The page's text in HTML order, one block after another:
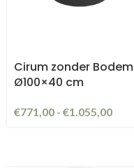
Cirum zonder Bodem
Ø100×40 cm
€771,00 - €1.055,00